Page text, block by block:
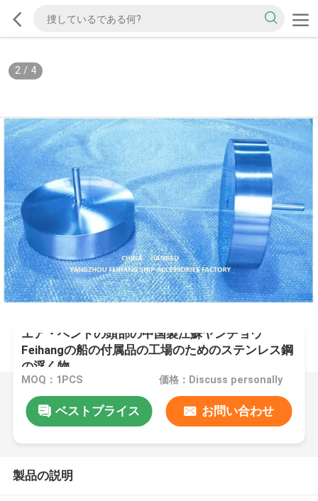
2/ 4
エア・ベントの頭部の中国製江蘇ヤンチョウ
Feihangの船の付属品の工場のためのステンレス鋼
の浮く物
MOQ：1PCS 価格：Discuss personally
ベストプライス お問い合わせ
製品の説明